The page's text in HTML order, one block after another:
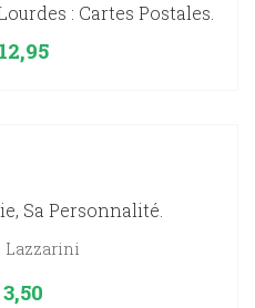
: Cartes Postales.
12,95
Sa Personnalité.
Lazzarini
3,50